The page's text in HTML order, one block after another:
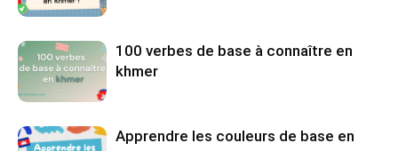
100 verbes de base à connaître en
khmer
Apprendre les couleurs de base en